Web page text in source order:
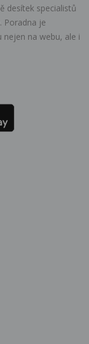
desítek specialistů
Poradna je
nejen na webu, ale i